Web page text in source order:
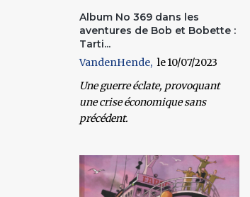
Album No 369 dans les
aventures de Bob et Bobette :
Tarti...
VandenHende
10/07/2023
Une guerre éclate, provoquant
une crise économique sans
précédent.